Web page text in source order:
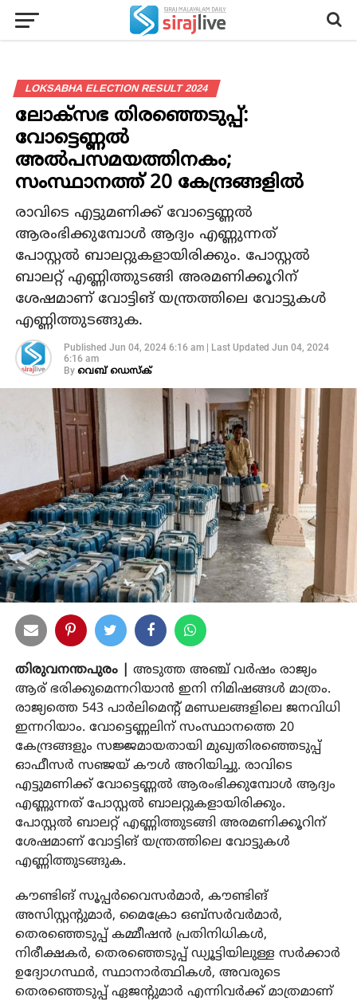
LOKSABHA ELECTION RESULT 2024
ലോക്സഭ തിരഞ്ഞെടുപ്പ്:
വോട്ടെണ്ണൽ
അൽപസമയത്തിനകം;
സംസ്ഥാനത്ത് 20 കേന്ദ്രങ്ങളിൽ
രാവിടെ എട്ടുമണിക്ക് വോട്ടെണ്ണൽ
ആരംഭിക്കുമ്പോൾ ആദ്യം എണ്ണുന്നത്
പോസ്റ്റൽ ബാലറ്റുകളായിരിക്കും. പോസ്റ്റൽ
ബാലറ്റ് എണ്ണിത്തുടങ്ങി അരമണിക്കൂറിന്
ശേഷമാണ് വോട്ടിങ് യന്ത്രത്തിലെ വോട്ടുകൾ
എണ്ണിത്തുടങ്ങുക.
Published Jun 04, 2024 6:16 am| Last Updated Jun 04, 2024
6:16 am
By വെബ് ഡെസ്‌ക്
തിരുവനന്തപുരം |
അടുത്ത അഞ്ച് വർഷം രാജ്യം
ആര് ഭരിക്കുമെന്നറിയാൻ ഇനി നിമിഷങ്ങൾ മാത്രം.
രാജ്യത്തെ 543 പാർലിമെന്റ് മണ്ഡലങ്ങളിലെ ജനവിധി
ഇന്നറിയാം. വോട്ടെണ്ണലിന് സംസ്ഥാനത്തെ 20
കേന്ദ്രങ്ങളും സജ്ജമായതായി മുഖ്യതിരഞ്ഞെടുപ്പ്
ഓഫീസർ സഞ്ജയ് കൗൾ അറിയിച്ചു. രാവിടെ
എട്ടുമണിക്ക് വോട്ടെണ്ണൽ ആരംഭിക്കുമ്പോൾ ആദ്യം
എണ്ണുന്നത് പോസ്റ്റൽ ബാലറ്റുകളായിരിക്കും.
പോസ്റ്റൽ ബാലറ്റ് എണ്ണിത്തുടങ്ങി അരമണിക്കൂറിന്
ശേഷമാണ് വോട്ടിങ് യന്ത്രത്തിലെ വോട്ടുകൾ
എണ്ണിത്തുടങ്ങുക.
കൗണ്ടിങ് സൂപ്പർവൈസർമാർ, കൗണ്ടിങ്
അസിസ്റ്റന്റുമാർ, മൈക്രോ ഒബ്സർവർമാർ,
തെരഞ്ഞെടുപ്പ് കമ്മീഷൻ പ്രതിനിധികൾ,
നിരീക്ഷകർ, തെരഞ്ഞെടുപ്പ് ഡ്യൂട്ടിയിലുള്ള സർക്കാർ
ഉദ്യോഗസ്ഥർ, സ്ഥാനാർത്ഥികൾ, അവരുടെ
തെരഞ്ഞെടുപ്പ് ഏജന്റുമാർ എന്നിവർക്ക് മാത്രമാണ്